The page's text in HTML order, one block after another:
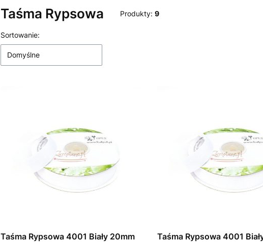
Taśma Rypsowa Produkty: 9
Lista produktów
Sortowanie:
Domyślne
Taśma Rypsowa 4001 Biały 20mm Taśma Rypsowa 4001